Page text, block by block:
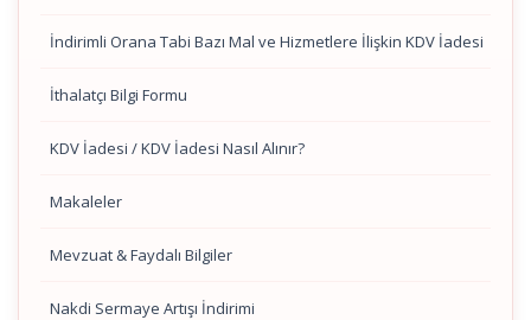
İndirimli Orana Tabi Bazı Mal ve Hizmetlere İlişkin KDV İadesi
İthalatçı Bilgi Formu
KDV İadesi / KDV İadesi Nasıl Alınır?
Makaleler
Mevzuat & Faydalı Bilgiler
Nakdi Sermaye Artışı İndirimi